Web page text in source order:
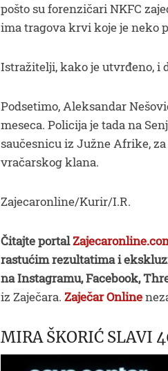
pošto su forenzičari NKFC
ima tragova krvi koje je neko
Istražitelji, kako je utvrđeno, i
Podsetimo, Aleksandar
meseca. Policija je tada na
saučesnicu iz Južne Afrike,
vračarskog klana.
Zajecaronline/Kurir/I.R.
Čitajte portal
rastućim rezultatima i
na Instagramu, Facebook,
iz Zaječara. Zaječar Online
MIRA ŠKORIĆ SLAVI